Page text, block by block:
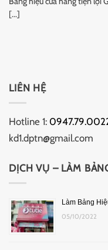
[...]
LIÊN HỆ
Hotline 1:
kd1.dptn@gmail.com
DỊCH VỤ – LÀM
Làm Bảng
05/10/2022